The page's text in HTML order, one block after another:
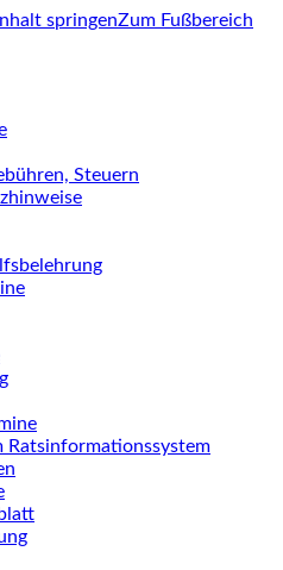
springenZum Fußbereich
Steuern
Ratsinformationssystem